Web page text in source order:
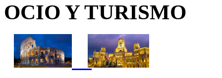
OCIO Y TURISMO